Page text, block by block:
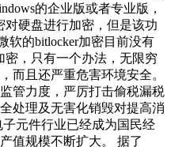
的企业版或者专业版，
对硬盘进行加密，但是该功
软的bitlocker加密目前没有
密，只有一个办法，无限穷
而且还严重危害环境安全。
管力度，严厉打击偷税漏税
处理及无害化销毁对提高消
元件行业已经成为国民经
值规模不断扩大。 据了